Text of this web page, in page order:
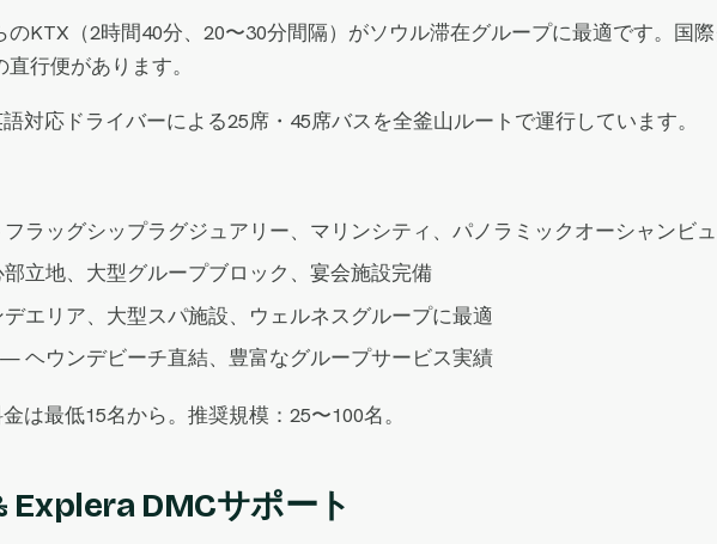
のKTX（2時間40分、20〜30分間隔）がソウル滞在グループに最適です。国
行便があります。
対応ドライバーによる25席・45席バスを全釜山ルートで運行しています。
ラッグシップラグジュアリー、マリンシティ、パノラミックオーシャンビ
立地、大型グループブロック、宴会施設完備
エリア、大型スパ施設、ウェルネスグループに最適
ヘウンデビーチ直結、豊富なグループサービス実績
は最低15名から。推奨規模：25〜100名。
Explera DMCサポート